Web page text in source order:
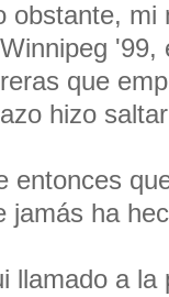
obstante, mi
'99,
que
hizo
entonces
jamás ha
llamado a la